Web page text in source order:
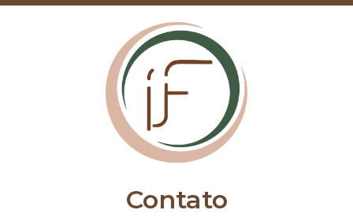
Contato